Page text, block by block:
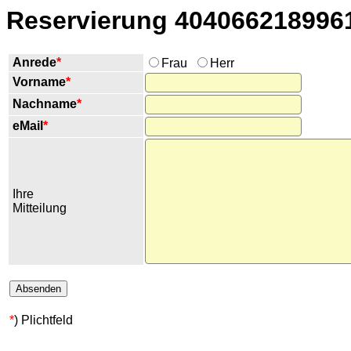
Reservierung
Anrede* Frau
Herr
Vorname*
Nachname*
eMail *
Ihre
Mitteilung
*) Plichtfeld